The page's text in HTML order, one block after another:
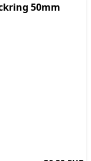
50mm